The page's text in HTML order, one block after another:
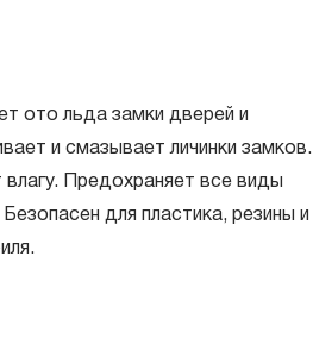
ото льда замки дверей и
и смазывает личинки замков.
Предохраняет все виды
для пластика, резины и